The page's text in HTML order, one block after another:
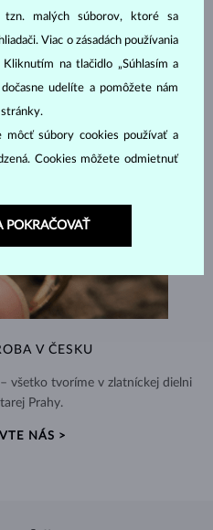
V ČESKU
všetko tvoríme v zlatníckej dielni
Prahy.
NÁS >
tzn. malých súborov, ktoré sa
Viac o zásadách používania
Kliknutím na tlačidlo „Súhlasím a
udelíte a pomôžete nám
stránky.
môcť súbory cookies používať a
Cookies môžete odmietnuť
POKRAČOVAŤ